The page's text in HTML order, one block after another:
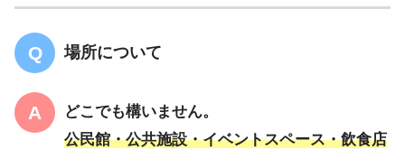
場所について
どこでも構いません。
公民館・公共施設・イベントスペース・飲食店